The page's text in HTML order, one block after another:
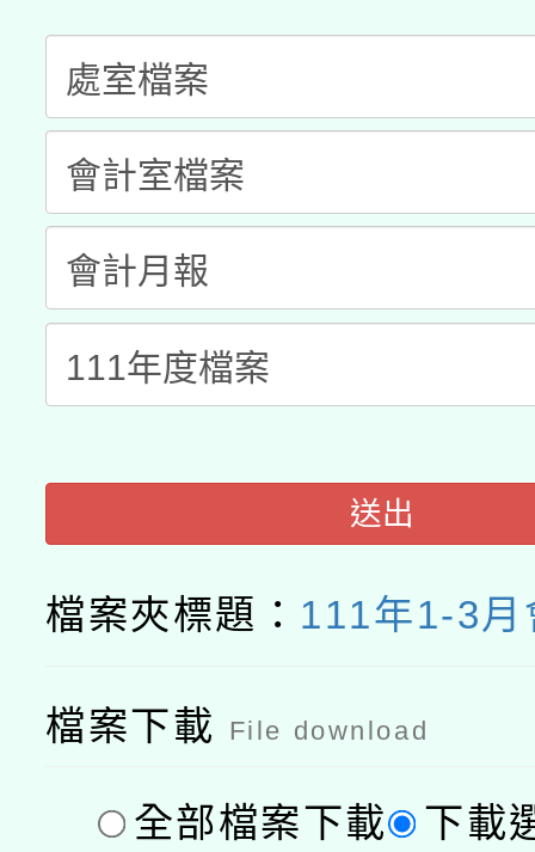
年度健康促進學校輔導
業成長研習」實施計畫
原住民族教育政策研討
族教育國際趨勢與發展
轉知教育部國民及學前
新北市政府教育局辦理
師專業成長研習實施計
方素養工作坊新北場」
函轉國立臺灣師範大學
族語言臺北學習中心
「族語學習班」招生簡
轉知有關國立成功大學
文教學共融平台-教案
件」活動簡章
教育部國民及學前教育
年度COVID-19疫苗接
接種對象擴大為「滿6
接種之民眾」措施，延
月28日止
送出
檔案夾標題： 111年1-3月
檔案下載 File download
全部檔案下載 下載